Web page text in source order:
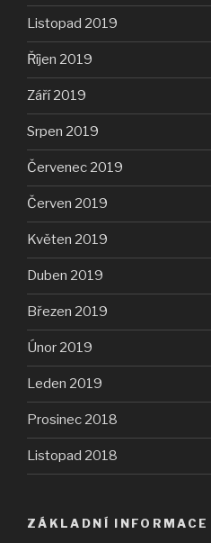
Listopad 2019
Říjen 2019
Září 2019
Srpen 2019
Červenec 2019
Červen 2019
Květen 2019
Duben 2019
Březen 2019
Únor 2019
Leden 2019
Prosinec 2018
Listopad 2018
ZÁKLADNÍ INFORMACE